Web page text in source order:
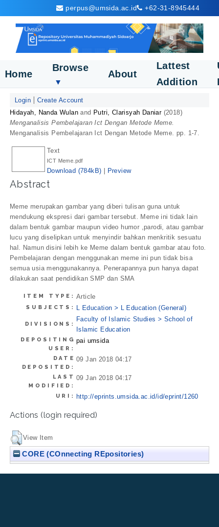
perpus@umsida.ac.id +62-31-8945444
Home
Browse
▼
About
Lattest
Addition
Login
Create Account
Hidayah, Nanda Wulan and Putri, Clarisyah Daniar(2018)
Menganalisis Pembelajaran Ict Dengan Metode Meme.
Menganalisis Pembelajaran Ict Dengan Metode Meme. pp. 1-7.
Text
ICT Meme.pdf
Download (784kB) Preview
Abstract
Meme merupakan gambar yang diberi tulisan guna untuk
mendukung ekspresi dari gambar tersebut. Meme ini tidak lain
dalam bentuk gambar maupun video humor ,parodi, atau gambar
lucu yang diselipkan untuk menyindir bahkan menkritik sesuatu
hal. Namun disini lebih ke Meme dalam bentuk gambar atau foto.
Pembelajaran dengan menggunakan meme ini pun tidak bisa
semua usia menggunakannya. Penerapannya pun hanya dapat
dilakukan saat pendidikan SMP dan SMA
ITEM TYPE: Article
SUBJECTS: L Education > L Education (General)
DIVISIONS:
Faculty of Islamic Studies > School of
Islamic Education
DEPOSITING
USER:
pai umsida
DATE
DEPOSITED:
09 Jan 2018 04:17
LAST
MODIFIED:
09 Jan 2018 04:17
URI: http://eprints.umsida.ac.id/id/eprint/1260
Actions (login required)
View Item
CORE (COnnecting REpositories)